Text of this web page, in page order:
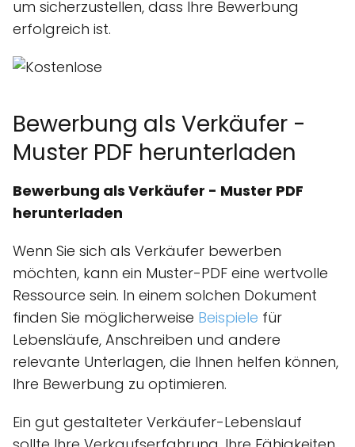
um sicherzustellen, dass Ihre Bewerbung
erfolgreich ist.
Bewerbung als Verkäufer -
Muster PDF herunterladen
Bewerbung als Verkäufer - Muster PDF
herunterladen
Wenn Sie sich als Verkäufer bewerben
möchten, kann ein Muster-PDF eine wertvolle
Ressource sein. In einem solchen Dokument
finden Sie möglicherweise Beispiele für
Lebensläufe, Anschreiben und andere
relevante Unterlagen, die Ihnen helfen können,
Ihre Bewerbung zu optimieren.
Ein gut gestalteter Verkäufer-Lebenslauf